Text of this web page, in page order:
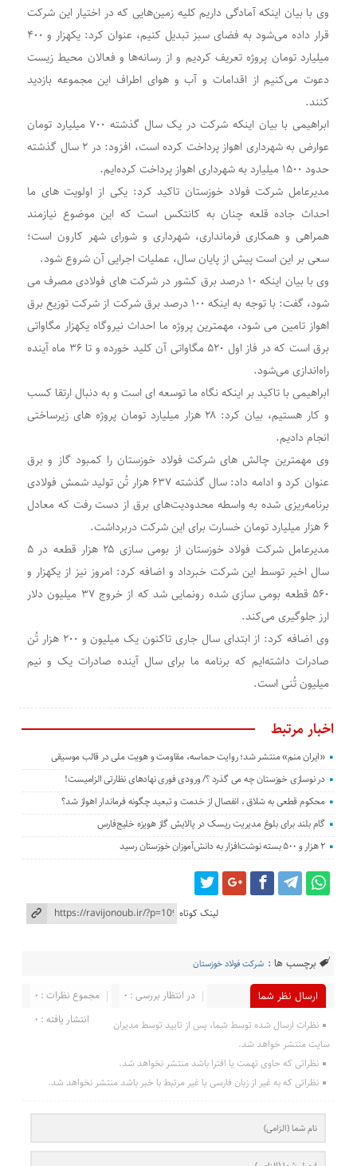
وی با بیان اینکه آمادگی داریم کلیه زمین‌هایی که در اختیار این شرکت
قرار داده می‌شود به فضای سبز تبدیل کنیم، عنوان کرد: یکهزار و ۴۰۰
میلیارد تومان پروژه تعریف کردیم و از رسانه‌ها و فعالان محیط زیست
دعوت می‌کنیم از اقدامات و آب و هوای اطراف این مجموعه بازدید
کنند.
ابراهیمی با بیان اینکه شرکت در یک سال گذشته ۷٠٠ میلیارد تومان
عوارض به شهرداری اهواز پرداخت کرده است، افزود: در ۲ سال گذشته
حدود ۱۵٠٠ میلیارد به شهرداری اهواز پرداخت کرده‌ایم.
مدیرعامل شرکت فولاد خوزستان تاکید کرد: یکی از اولویت های ما
احداث جاده قلعه چنان به کانتکس است که این موضوع نیازمند
همراهی و همکاری فرمانداری، شهرداری و شورای شهر کارون است؛
سعی بر این است پیش از پایان سال، عملیات اجرایی آن شروع شود.
وی با بیان اینکه ۱٠ درصد برق کشور در شرکت های فولادی مصرف می
شود، گفت: با توجه به اینکه ۱٠٠ درصد برق شرکت از شرکت توزیع برق
اهواز تامین می شود، مهمترین پروژه ما احداث نیروگاه یکهزار مگاواتی
برق است که در فاز اول ۵۲۰ مگاواتی آن کلید خورده و تا ۳۶ ماه آینده
راه‌اندازی می‌شود.
ابراهیمی با تاکید بر اینکه نگاه ما توسعه ای است و به دنبال ارتقا کسب
و کار هستیم، بیان کرد: ۲۸ هزار میلیارد تومان پروژه های زیرساختی
انجام دادیم.
وی مهمترین چالش های شرکت فولاد خوزستان را کمبود گاز و برق
عنوان کرد و ادامه داد: سال گذشته ۶۳۷ هزار تُن تولید شمش فولادی
برنامه‌ریزی شده به واسطه‌ محدودیت‌های برق از دست رفت که معادل
۶ هزار میلیارد تومان خسارت برای این شرکت دربرداشت.
مدیرعامل شرکت فولاد خوزستان از بومی سازی ۲۵ هزار قطعه در ۵
سال اخیر توسط این شرکت خبرداد و اضافه کرد: امروز نیز از یکهزار و
۵۶۰ قطعه بومی سازی شده رونمایی شد که از خروج ۳۷ میلیون دلار
ارز جلوگیری می‌کند.
وی اضافه کرد: از ابتدای سال جاری تاکنون یک میلیون و ۲۰۰ هزار تُن
صادرات داشته‌ایم که برنامه ما برای سال آینده صادرات یک و نیم
میلیون تُنی است.
اخبار مرتبط
«ایران منم» منتشر شد؛ روایت حماسه، مقاومت و هویت ملی در قالب موسیقی
در نوسازی خوزستان چه می گذرد ؟/ ورودی فوری نهادهای نظارتی الزامیست!
محکوم قطعی به شلاق ، انفصال از خدمت و تبعید چگونه فرماندار اهواز شد؟
گام بلند برای بلوغ مدیریت ریسک در پالایش گاز هویزه خلیج‌فارس
۲ هزار و ۵۰۰ بسته نوشت‌افزار به دانش‌آموزان خوزستان رسید
لینک کوتاه
برچسب ها : شرکت فولاد خوزستان
ارسال نظر شما مجموع نظرات : 0
در انتظار بررسی : 0
انتشار یافته : 0
نظرات ارسال شده توسط شما، پس از تایید توسط مدیران
سایت منتشر خواهد شد.
نظراتی که حاوی تهمت یا افترا باشد منتشر نخواهد شد.
نظراتی که به غیر از زبان فارسی یا غیر مرتبط با خبر باشد منتشر نخواهد شد.